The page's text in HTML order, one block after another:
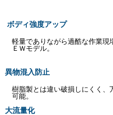
ボディ強度アップ
軽量でありながら過酷な作業現
ＥＷモデル。
異物混入防止
樹脂製とは違い破損しにくく
可能。
大流量化